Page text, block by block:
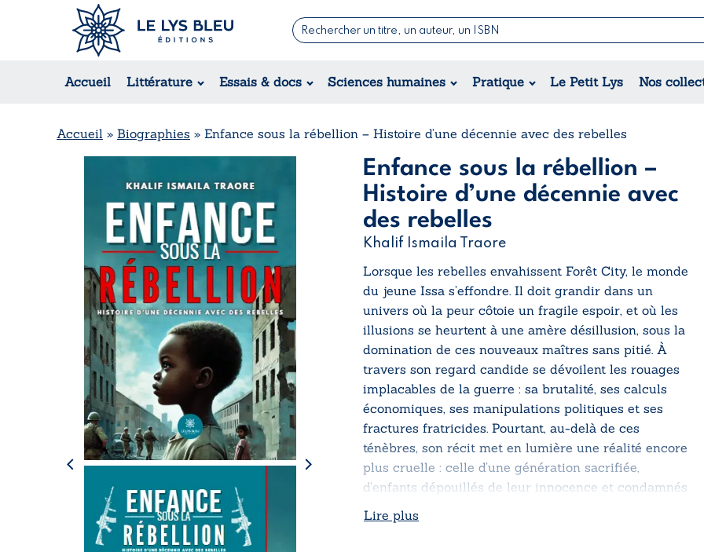
Accueil Littérature Essais & docs Sciences humaines Pratique Le Petit Lys Nos
Romans
Suspense / Thriller / Policier
Romance
Régional
Jeunesse
Théâtre
Accueil » Biographies » Enfance sous la rébellion – Histoire d’une décennie avec des rebelles
Enfance sous la rébellion –
Histoire d’une décennie avec
des rebelles
Khalif Ismaila Traore
Lorsque les rebelles envahissent Forêt City, le monde
du jeune Issa s’effondre. Il doit grandir dans un
univers où la peur côtoie un fragile espoir, et où les
illusions se heurtent à une amère désillusion, sous la
domination de ces nouveaux maîtres sans pitié. À
travers son regard candide se dévoilent les rouages
implacables de la guerre : sa brutalité, ses calculs
économiques, ses manipulations politiques et ses
fractures fratricides. Pourtant, au-delà de ces
ténèbres, son récit met en lumière une réalité encore
plus cruelle : celle d’une génération sacrifiée,
d’enfants dépouillés de leur innocence et condamnés
avenir.
Lire plus